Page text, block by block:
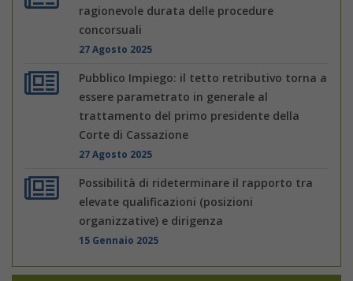
ragionevole durata delle procedure
concorsuali
27 Agosto 2025
Pubblico Impiego: il tetto retributivo torna a
essere parametrato in generale al
trattamento del primo presidente della
Corte di Cassazione
27 Agosto 2025
Possibilità di rideterminare il rapporto tra
elevate qualificazioni (posizioni
organizzative) e dirigenza
15 Gennaio 2025